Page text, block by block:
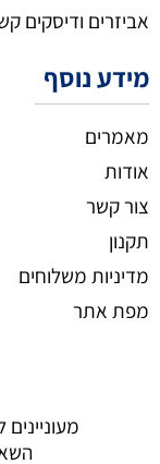
אביזרים ודיסקים
מידע נוסף
מאמרים
אודות
צור קשר
תקנון
מדיניות משלוחים
מפת אתר